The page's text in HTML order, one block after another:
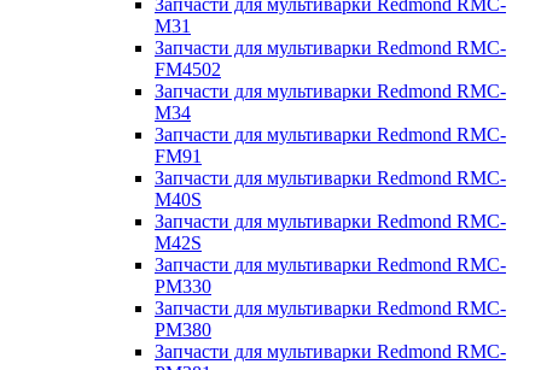
Запчасти для мультиварки Redmond RMC-
M31
Запчасти для мультиварки Redmond RMC-
FM4502
Запчасти для мультиварки Redmond RMC-
M34
Запчасти для мультиварки Redmond RMC-
FM91
Запчасти для мультиварки Redmond RMC-
M40S
Запчасти для мультиварки Redmond RMC-
M42S
Запчасти для мультиварки Redmond RMC-
PM330
Запчасти для мультиварки Redmond RMC-
PM380
Запчасти для мультиварки Redmond RMC-